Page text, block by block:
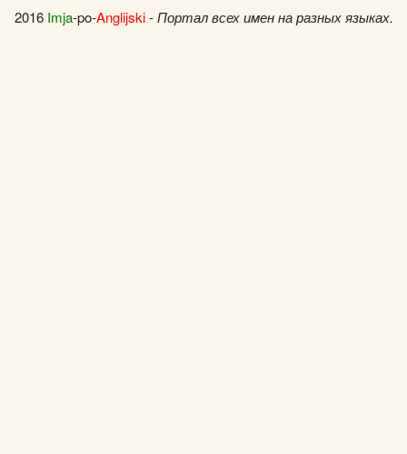
2016 Imja-po-Anglijski-Портал всех имен на разных языках.